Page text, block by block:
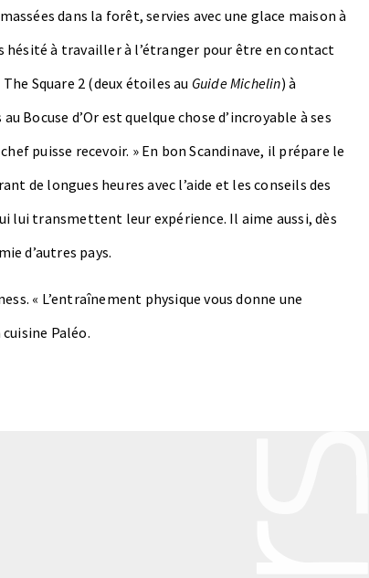
dans la forêt, servies avec une glace maison à
hésité à travailler à l’étranger pour être en contact
Square 2 (deux étoiles au Guide Michelin) à
Bocuse d’Or est quelque chose d’incroyable à ses
puisse recevoir. » En bon Scandinave, il prépare le
de longues heures avec l’aide et les conseils des
lui transmettent leur expérience. Il aime aussi, dès
d’autres pays.
« L’entraînement physique vous donne une
Paléo.